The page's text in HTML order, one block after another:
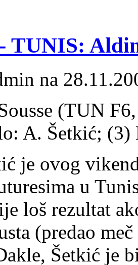
TUNIS:
na
(TUN
A. Šetkić;
je ovog
u
loš rezultat
(predao
Šetkić je